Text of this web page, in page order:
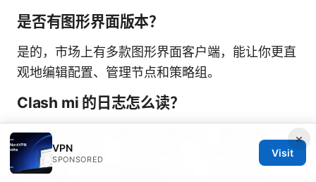
是否有图形界面版本？
是的，市场上有多款图形界面客户端，能让你更直
观地编辑配置、管理节点和策略组。
Clash mi 的日志怎么读？
日志通常会显示代理节点连接状态、路由决策过
程、错误信息等。遇到问题时，先查看连接失败的
节点信息，然后再查看路由规则，逐步定位。
×
VPN
SPONSORED
Visit